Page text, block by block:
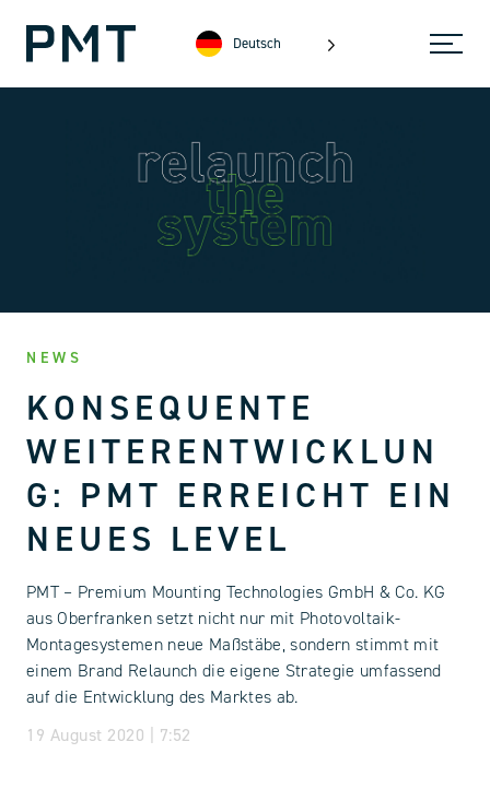
Deutsch
NEWS
KONSEQUENTE
WEITERENTWICKLUN
G: PMT ERREICHT EIN
NEUES LEVEL
PMT – Premium Mounting Technologies GmbH & Co. KG
aus Oberfranken setzt nicht nur mit Photovoltaik-
Montagesystemen neue Maßstäbe, sondern stimmt mit
einem Brand Relaunch die eigene Strategie umfassend
auf die Entwicklung des Marktes ab.
19 August 2020 | 7:52